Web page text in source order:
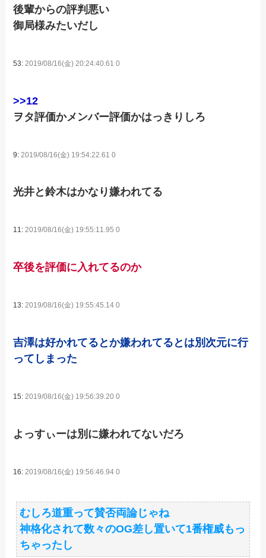
後輩からの評判悪い
御局様みたいだし
53: 2019/08/16(金) 20:24:40.61 0
>>12
ヲタ評価かメンバー評価かはっきりしろ
9: 2019/08/16(金) 19:54:22.61 0
光井と鈴木はかなり嫌われてる
11:2019/08/16(金) 19:55:11.95 0
卒後を評価に入れてるのか
13:2019/08/16(金) 19:55:45.14 0
吉澤は好かれてるとか嫌われてるとは別次元に行
ってしまった
15:2019/08/16(金) 19:56:39.20 0
よっすぃーは別に嫌われてないだろ
16:2019/08/16(金) 19:56:46.94 0
むしろ道重って賛否両論じゃね
神格化されて数々のOG差し置いて1番権威もっ
ちゃったし